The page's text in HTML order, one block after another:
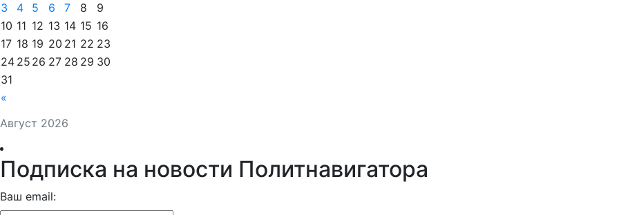
Август 2026
«
3
4 5 6 7 8
9
10 11 12 13 14 15 16
17 18 19 20 21 22 23
24 25 26 27 28 29 30
31
Подписка на новости Политнавигатора
Ваш email: